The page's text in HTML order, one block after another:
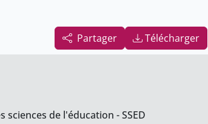
Partager Télécharger
de l'éducation - SSED